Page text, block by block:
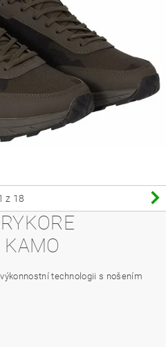
z 18
technologii s nošením